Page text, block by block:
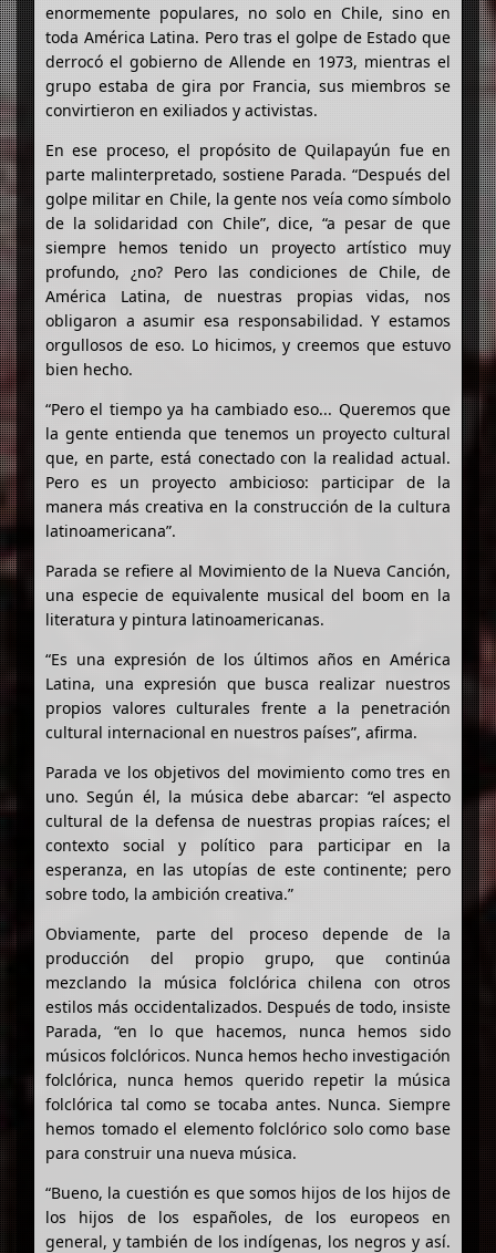
enormemente populares, no solo en Chile, sino en
toda América Latina. Pero tras el golpe de Estado que
derrocó el gobierno de Allende en 1973, mientras el
grupo estaba de gira por Francia, sus miembros se
convirtieron en exiliados y activistas.
En ese proceso, el propósito de Quilapayún fue en
parte malinterpretado, sostiene Parada. “Después del
golpe militar en Chile, la gente nos veía como símbolo
de la solidaridad con Chile”, dice, “a pesar de que
siempre hemos tenido un proyecto artístico muy
profundo, ¿no? Pero las condiciones de Chile, de
América Latina, de nuestras propias vidas, nos
obligaron a asumir esa responsabilidad. Y estamos
orgullosos de eso. Lo hicimos, y creemos que estuvo
bien hecho.
“Pero el tiempo ya ha cambiado eso... Queremos que
la gente entienda que tenemos un proyecto cultural
que, en parte, está conectado con la realidad actual.
Pero es un proyecto ambicioso: participar de la
manera más creativa en la construcción de la cultura
latinoamericana”.
Parada se refiere al Movimiento de la Nueva Canción,
una especie de equivalente musical del boom en la
literatura y pintura latinoamericanas.
“Es una expresión de los últimos años en América
Latina, una expresión que busca realizar nuestros
propios valores culturales frente a la penetración
cultural internacional en nuestros países”, afirma.
Parada ve los objetivos del movimiento como tres en
uno. Según él, la música debe abarcar: “el aspecto
cultural de la defensa de nuestras propias raíces; el
contexto social y político para participar en la
esperanza, en las utopías de este continente; pero
sobre todo, la ambición creativa.”
Obviamente, parte del proceso depende de la
producción del propio grupo, que continúa
mezclando la música folclórica chilena con otros
estilos más occidentalizados. Después de todo, insiste
Parada, “en lo que hacemos, nunca hemos sido
músicos folclóricos. Nunca hemos hecho investigación
folclórica, nunca hemos querido repetir la música
folclórica tal como se tocaba antes. Nunca. Siempre
hemos tomado el elemento folclórico solo como base
para construir una nueva música.
“Bueno, la cuestión es que somos hijos de los hijos de
los hijos de los españoles, de los europeos en
general, y también de los indígenas, los negros y así.